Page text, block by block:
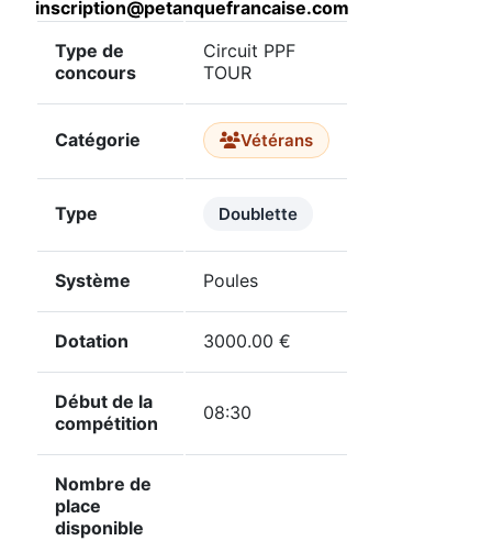
inscription@petanquefrancaise.com
Type de
concours
Circuit PPF
TOUR
Catégorie Vétérans
Type Doublette
Système Poules
Dotation 3000.00 €
Début de la
compétition
08:30
Nombre de
place
disponible